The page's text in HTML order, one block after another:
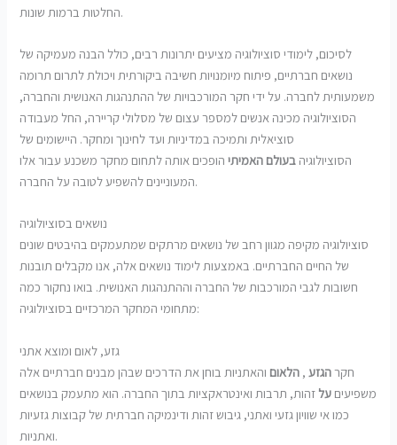
החלטות ברמות שונות.
לסיכום, לימודי סוציולוגיה מציעים יתרונות רבים, כולל הבנה מעמיקה של
נושאים חברתיים, פיתוח מיומנויות חשיבה ביקורתית ויכולת לתרום תרומה
משמעותית לחברה. על ידי חקר המורכבויות של ההתנהגות האנושית והחברה,
הסוציולוגיה מכינה אנשים למספר עצום של מסלולי קריירה, החל מעבודה
סוציאלית ותמיכה במדיניות ועד לחינוך ומחקר. היישומים של
הסוציולוגיה בעולם האמיתיהופכים אותה לתחום מחקר משכנע עבור אלו
המעוניינים להשפיע לטובה על החברה.
נושאים בסוציולוגיה
סוציולוגיה מקיפה מגוון רחב של נושאים מרתקים שמתעמקים בהיבטים שונים
של החיים החברתיים. באמצעות לימוד נושאים אלה, אנו מקבלים תובנות
חשובות לגבי המורכבות של החברה וההתנהגות האנושית. בואו נחקור כמה
מתחומי המחקר המרכזיים בסוציולוגיה:
גזע, לאום ומוצא אתני
חקרהגזע , הלאום והאתניות בוחן את הדרכים שבהן מבנים חברתיים אלה
משפיעים על זהות, תרבות ואינטראקציות בתוך החברה. הוא מתעמק בנושאים
כמו אי שוויון גזעי ואתני, גיבוש זהות ודינמיקה חברתית של קבוצות גזעיות
ואתניות.